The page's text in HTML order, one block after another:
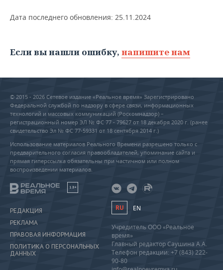
Дата последнего обновления: 25.11.2024
Если вы нашли ошибку, напишите нам
© 2015 - 2026 Сетевое издание «Реальное время» Зарегистрировано
Федеральной службой по надзору в сфере связи, информационных
технологий и массовых коммуникаций (Роскомнадзор) –
регистрационный номер ЭЛ № ФС 77 - 79627 от 18 декабря 2020 г. (ранее
свидетельство Эл № ФС 77-59331 от 18 сентября 2014 г.)
Использование материалов Реального Времени разрешено только с
предварительного согласия правообладателей, упоминание сайта и
прямая гиперссылка обязательны при частичном или полном
воспроизведении материалов.
18+
РЕДАКЦИЯ
РЕКЛАМА
ПРАВОВАЯ ИНФОРМАЦИЯ
ПОЛИТИКА О ПЕРСОНАЛЬНЫХ
ДАННЫХ
RU EN
Учредитель ООО «Реальное
время»
Главный редактор Саушина А.А.
Телефон редакции: +7 (843) 222-
90-80